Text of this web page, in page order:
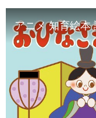
アニメ 知育絵本